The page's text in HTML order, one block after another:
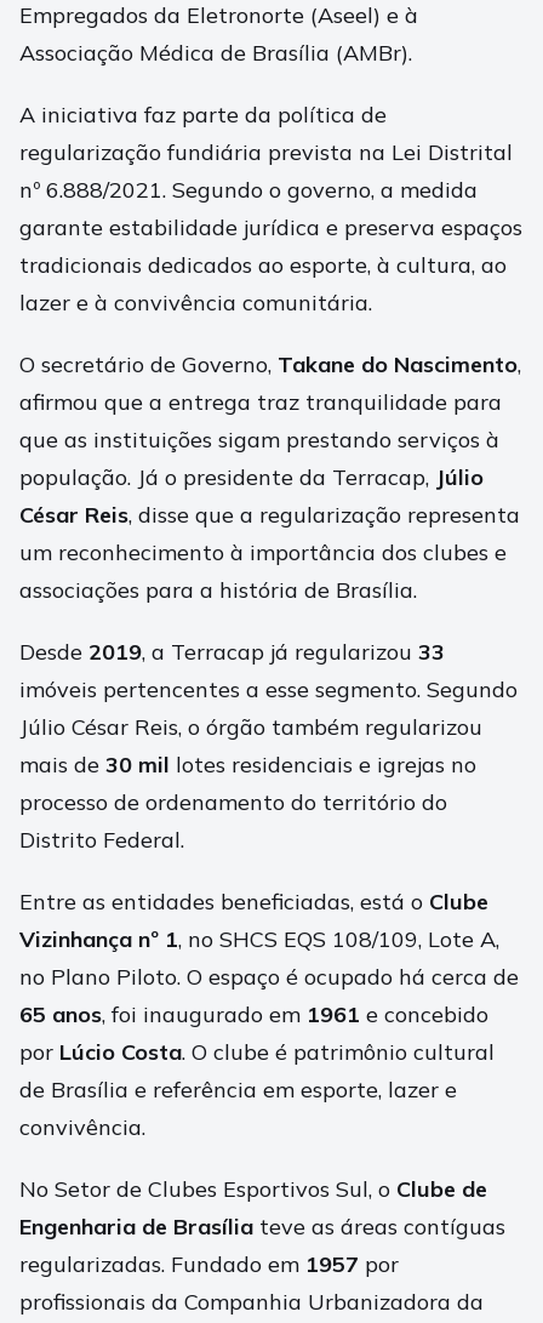
Empregados da Eletronorte (Aseel) e à
Associação Médica de Brasília (AMBr).
A iniciativa faz parte da política de
regularização fundiária prevista na Lei Distrital
nº 6.888/2021. Segundo o governo, a medida
garante estabilidade jurídica e preserva espaços
tradicionais dedicados ao esporte, à cultura, ao
lazer e à convivência comunitária.
O secretário de Governo, Takane do Nascimento,
afirmou que a entrega traz tranquilidade para
que as instituições sigam prestando serviços à
população. Já o presidente da Terracap, Júlio
César Reis, disse que a regularização representa
um reconhecimento à importância dos clubes e
associações para a história de Brasília.
Desde 2019, a Terracap já regularizou 33
imóveis pertencentes a esse segmento. Segundo
Júlio César Reis, o órgão também regularizou
mais de 30 mil lotes residenciais e igrejas no
processo de ordenamento do território do
Distrito Federal.
Entre as entidades beneficiadas, está o Clube
Vizinhança nº 1, no SHCS EQS 108/109, Lote A,
no Plano Piloto. O espaço é ocupado há cerca de
65 anos, foi inaugurado em 1961 e concebido
por Lúcio Costa. O clube é patrimônio cultural
de Brasília e referência em esporte, lazer e
convivência.
No Setor de Clubes Esportivos Sul, o Clube de
Engenharia de Brasília teve as áreas contíguas
regularizadas. Fundado em 1957 por
profissionais da Companhia Urbanizadora da